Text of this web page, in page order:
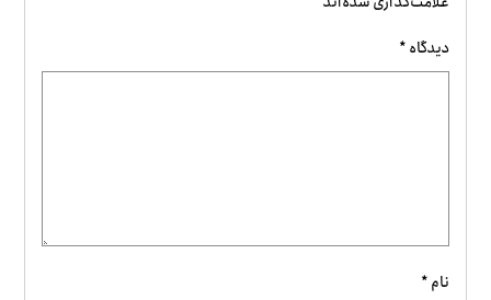
دیدگاه*
نام*